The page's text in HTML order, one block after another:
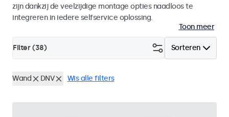
zijn dankzij de veelzijdige montage opties naadloos te
integreren in iedere selfservice oplossing.
Toon meer
Sorteren
Filter (38)
Wand DNV Wis alle filters